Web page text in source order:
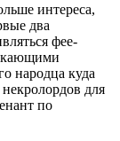
интереса,
два
фее-
народца куда
для
по